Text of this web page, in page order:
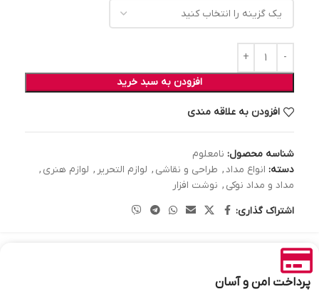
افزودن به سبد خرید
افزودن به علاقه مندی
شناسه محصول: نامعلوم
دسته: انواع مداد, طراحی و نقاشی , لوازم التحریر , لوازم هنری ,
مداد و مداد نوکی , نوشت افزار
اشتراک گذاری:
پرداخت امن و آسان